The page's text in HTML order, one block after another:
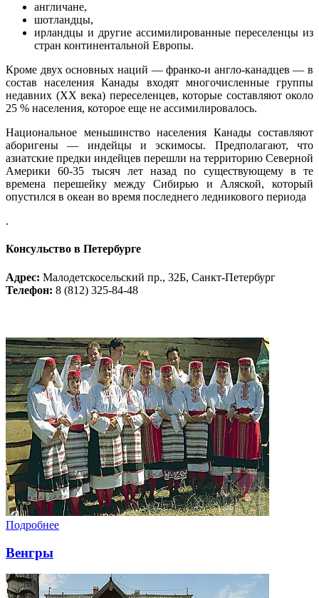
англичане,
шотландцы,
ирландцы и другие ассимилированные переселенцы из
стран континентальной Европы.
Кроме двух основных наций — франко-и англо-канадцев — в
состав населения Канады входят многочисленные группы
недавних (XX века) переселенцев, которые составляют около
25 % населения, которое еще не ассимилировалось.
Национальное меньшинство населения Канады составляют
аборигены — индейцы и эскимосы. Предполагают, что
азиатские предки индейцев перешли на территорию Северной
Америки 60-35 тысяч лет назад по существующему в те
времена перешейку между Сибирью и Аляской, который
опустился в океан во время последнего ледникового периода
.
Консульство в Петербурге
Адрес: Малодетскосельский пр., 32Б, Санкт-Петербург
Телефон: 8 (812) 325-84-48
Подробнее
Венгры